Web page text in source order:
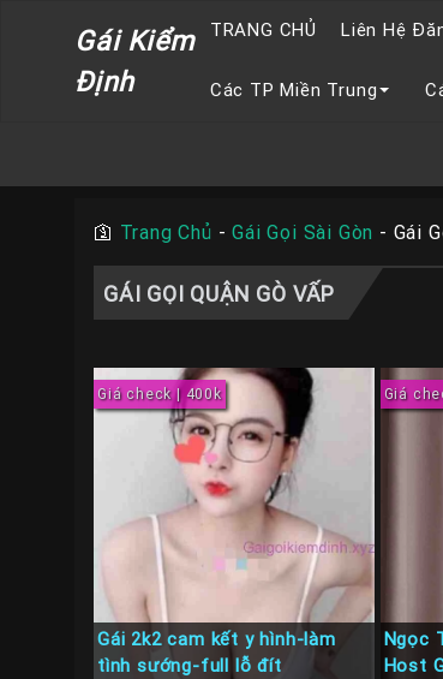
Gái Kiểm
Định
TRANG CHỦ Liên Hệ
Các TP Miền Trung
🛐 Trang Chủ -Gái Gọi Sài Gòn - Gái
GÁI GỌI QUẬN GÒ VẤP
Giá check | 400k
Gái 2k2 cam kết y hình-làm
tình sướng-full lỗ đít
Giá
Ngọc
Host